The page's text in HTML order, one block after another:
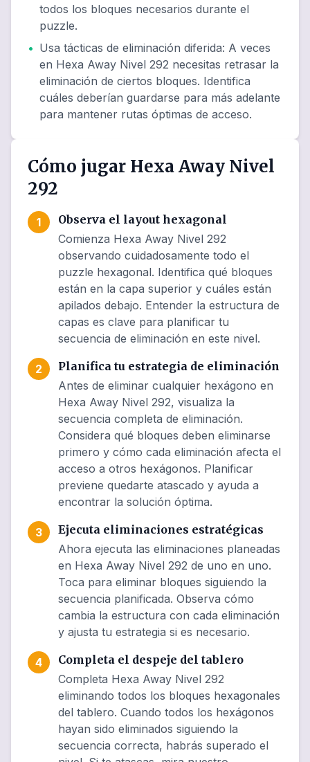
todos los bloques necesarios durante el
puzzle.
• Usa tácticas de eliminación diferida: A veces
en Hexa Away Nivel 292 necesitas retrasar la
eliminación de ciertos bloques. Identifica
cuáles deberían guardarse para más adelante
para mantener rutas óptimas de acceso.
Cómo jugar Hexa Away Nivel
292
1
Observa el layout hexagonal
Comienza Hexa Away Nivel 292
observando cuidadosamente todo el
puzzle hexagonal. Identifica qué bloques
están en la capa superior y cuáles están
apilados debajo. Entender la estructura de
capas es clave para planificar tu
secuencia de eliminación en este nivel.
2
Planifica tu estrategia de eliminación
Antes de eliminar cualquier hexágono en
Hexa Away Nivel 292, visualiza la
secuencia completa de eliminación.
Considera qué bloques deben eliminarse
primero y cómo cada eliminación afecta el
acceso a otros hexágonos. Planificar
previene quedarte atascado y ayuda a
encontrar la solución óptima.
3
Ejecuta eliminaciones estratégicas
Ahora ejecuta las eliminaciones planeadas
en Hexa Away Nivel 292 de uno en uno.
Toca para eliminar bloques siguiendo la
secuencia planificada. Observa cómo
cambia la estructura con cada eliminación
y ajusta tu estrategia si es necesario.
4
Completa el despeje del tablero
Completa Hexa Away Nivel 292
eliminando todos los bloques hexagonales
del tablero. Cuando todos los hexágonos
hayan sido eliminados siguiendo la
secuencia correcta, habrás superado el